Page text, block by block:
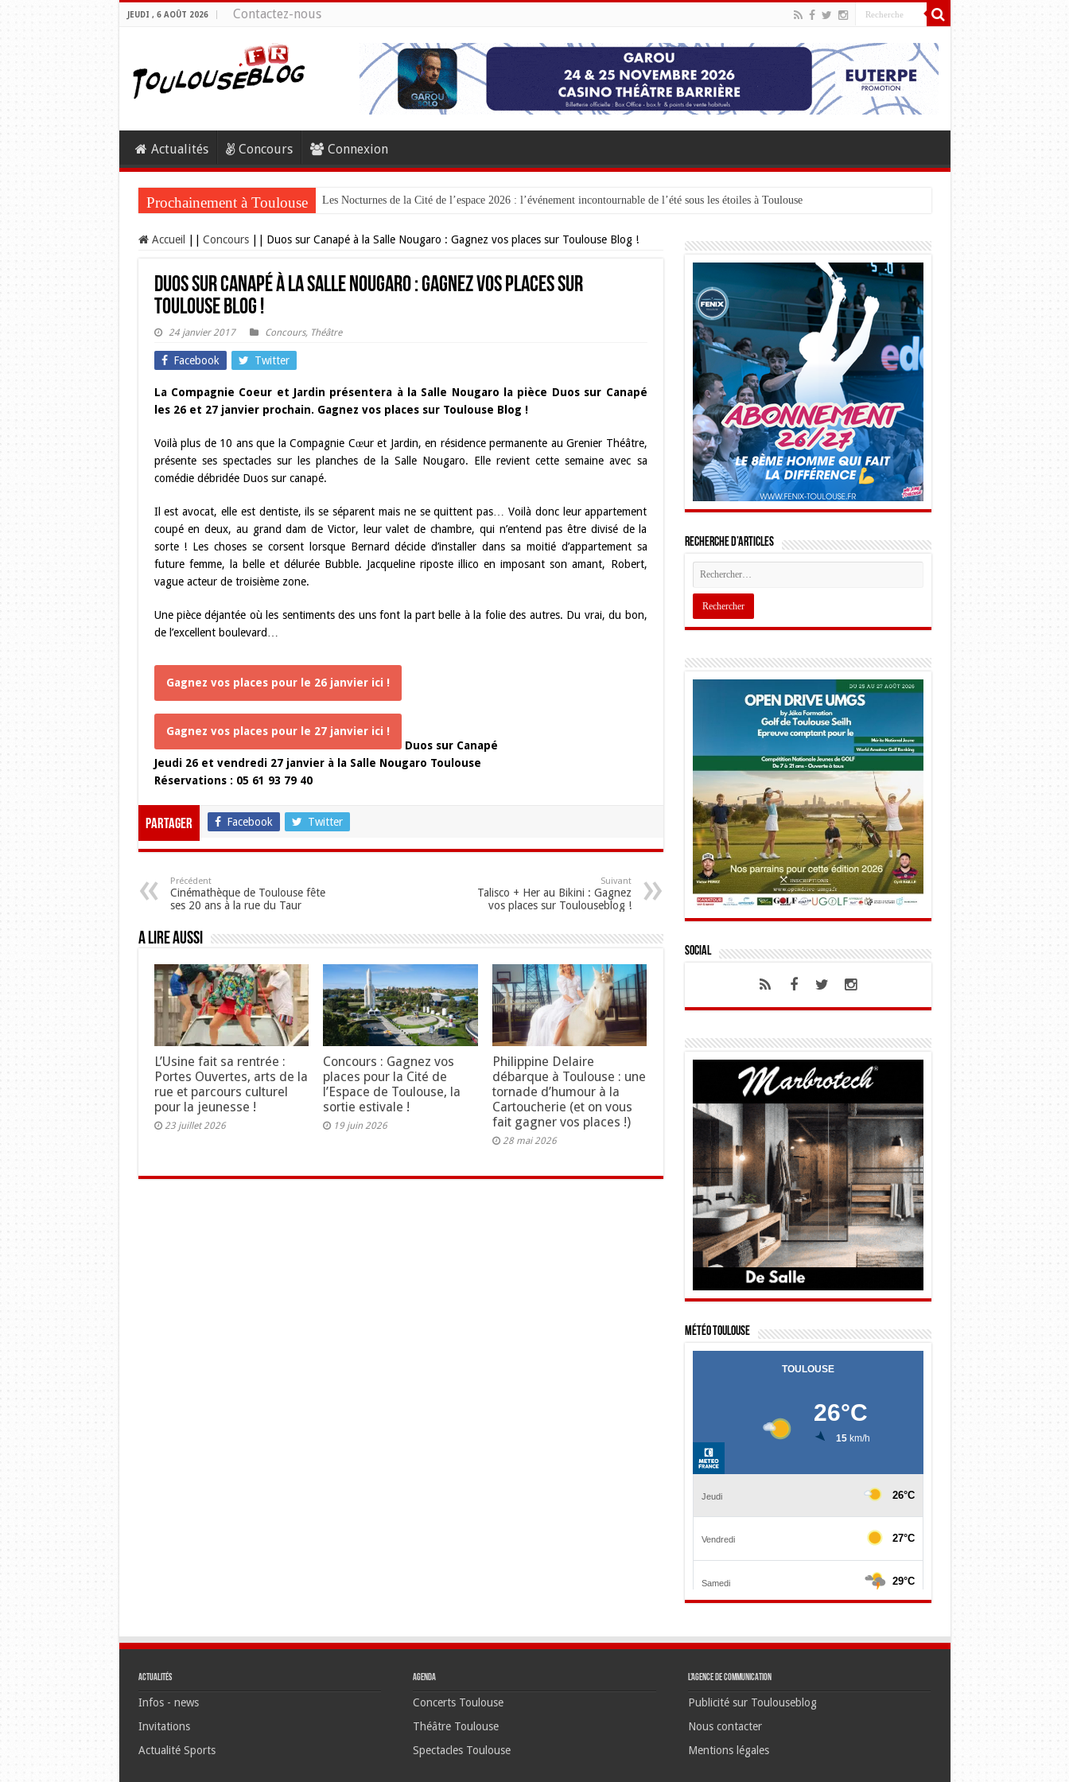
JEUDI , 6 AOÛT 2026 Contactez-nous
Actualités Concours Connexion
Prochainement à Toulouse Les Nocturnes de la Cité de l’espace 2026 : l’événement incontournable de l’été sous les étoiles à Toulouse
Accueil Concours Duos sur Canapé à la Salle Nougaro : Gagnez vos places sur Toulouse Blog !
Duos sur Canapé à la Salle Nougaro : Gagnez vos places sur
Toulouse Blog !
24 janvier 2017 Concours, Théâtre
Facebook Twitter
La Compagnie Coeur et Jardin présentera à la Salle Nougaro la pièce Duos sur Canapé
les 26 et 27 janvier prochain. Gagnez vos places sur Toulouse Blog !
Voilà plus de 10 ans que la Compagnie Cœur et Jardin, en résidence permanente au Grenier Théâtre,
présente ses spectacles sur les planches de la Salle Nougaro. Elle revient cette semaine avec sa
comédie débridée Duos sur canapé.
Il est avocat, elle est dentiste, ils se séparent mais ne se quittent pas… Voilà donc leur appartement
coupé en deux, au grand dam de Victor, leur valet de chambre, qui n’entend pas être divisé de la
sorte ! Les choses se corsent lorsque Bernard décide d’installer dans sa moitié d’appartement sa
future femme, la belle et délurée Bubble. Jacqueline riposte illico en imposant son amant, Robert,
vague acteur de troisième zone.
Une pièce déjantée où les sentiments des uns font la part belle à la folie des autres. Du vrai, du bon,
de l’excellent boulevard…
Gagnez vos places pour le 26 janvier ici !
Gagnez vos places pour le 27 janvier ici !
Duos sur Canapé
Jeudi 26 et vendredi 27 janvier à la Salle Nougaro Toulouse
Réservations : 05 61 93 79 40
Partager Facebook Twitter
Précédent
Cinémathèque de Toulouse fête
ses 20 ans à la rue du Taur
Suivant
Talisco + Her au Bikini : Gagnez
vos places sur Toulouseblog !
A lire aussi
L’Usine fait sa rentrée :
Portes Ouvertes, arts de la
rue et parcours culturel
pour la jeunesse !
23 juillet 2026
Concours : Gagnez vos
places pour la Cité de
l’Espace de Toulouse, la
sortie estivale !
19 juin 2026
Philippine Delaire
débarque à Toulouse : une
tornade d’humour à la
Cartoucherie (et on vous
fait gagner vos places !)
28 mai 2026
Recherche d’articles
Social
Météo Toulouse
Actualités
Infos - news
Invitations
Actualité Sports
Agenda
Concerts Toulouse
Théâtre Toulouse
Spectacles Toulouse
L’agence de communication
Publicité sur Toulouseblog
Nous contacter
Mentions légales